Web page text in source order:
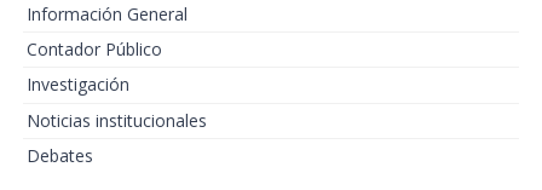
Información General
Contador Público
Investigación
Noticias institucionales
Debates